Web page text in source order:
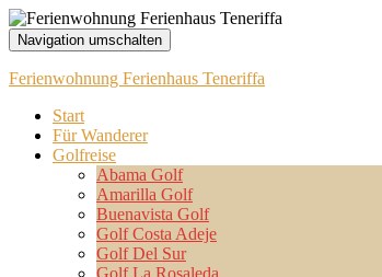
Navigation umschalten
Ferienwohnung Ferienhaus Teneriffa
Start
Für Wanderer
Golfreise
Abama Golf
Amarilla Golf
Buenavista Golf
Golf Costa Adeje
Golf Del Sur
Golf La Rosaleda